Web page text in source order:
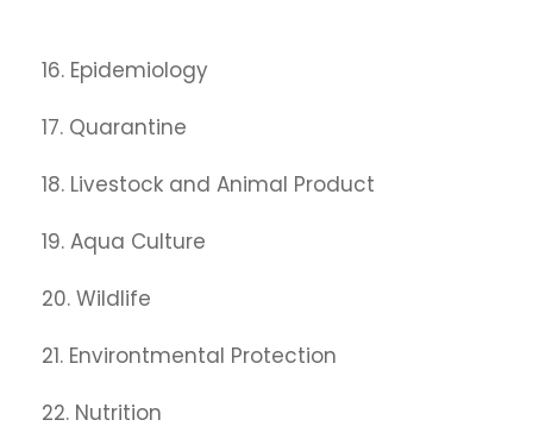
16. Epidemiology
17. Quarantine
18. Livestock and Animal Product
19. Aqua Culture
20. Wildlife
21. Environtmental Protection
22. Nutrition